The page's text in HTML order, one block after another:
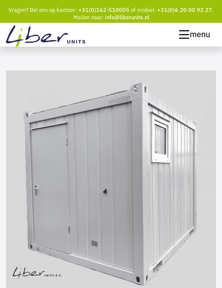
Vragen? Bel ons op kantoor:+31(0)162-510005 of mobiel:+31(0)6 20 00 92 27.
Mailen naar:info@liberunits.nl
menu